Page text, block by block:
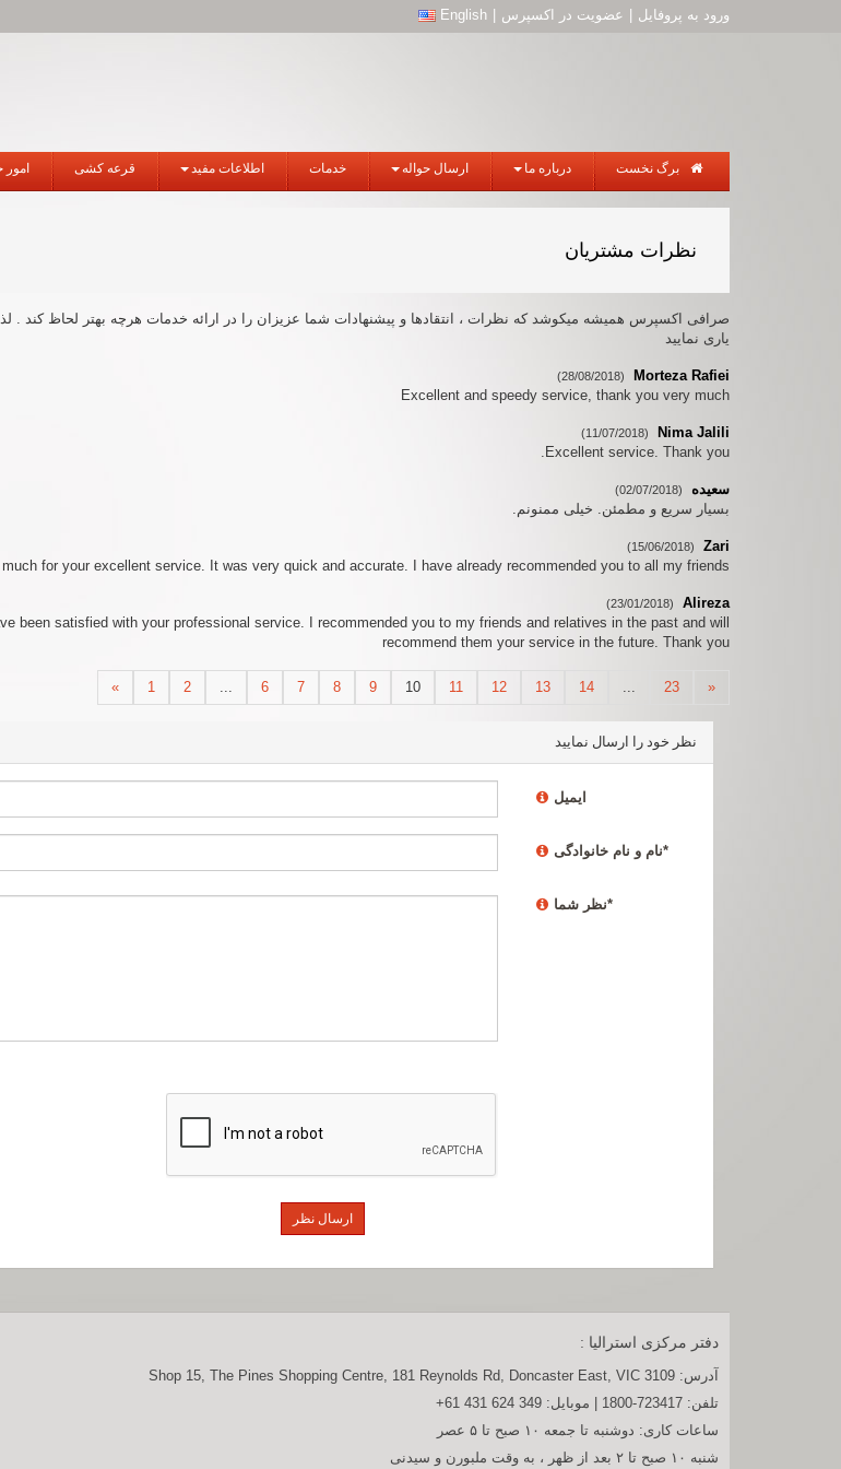
ورود به پروفایل عضویت در اکسپرس English
برگ نخست درباره ما ارسال حواله خدمات اطلاعات مفید قرعه کشی امور
نظرات مشتریان
صرافی اکسپرس همیشه میکوشد که نظرات ، انتقادها و پیشنهادات شما عزیزان را در ارائه خدمات هرچه بهتر لحاظ کند .
یاری نمایید
Morteza Rafiei
(28/08/2018)
Excellent and speedy service, thank you very much
Nima Jalili
(11/07/2018)
Excellent service. Thank you.
سعيده (02/07/2018)
بسيار سريع و مطمئن. خيلى ممنونم.
Zari
(15/06/2018)
for your excellent service. It was very quick and accurate. I have already recommended you to all my friends :)
Alireza
(23/01/2018)
been satisfied with your professional service. I recommended you to my friends and relatives in the past and will
recommend them your service in the future. Thank you
« 1 2 ... 6 7 8 9 10 11 12 13 14 ... 23 »
نظر خود را ارسال نمایید
ایمیل
*نام و نام خانوادگی
*نظر شما
دفتر مرکزی استرالیا :
آدرس: Shop 15, The Pines Shopping Centre, 181 Reynolds Rd, Doncaster East, VIC 3109
تلفن: 1800-723417 | موبایل: +61 431 624 349
ساعات کاری: دوشنبه تا جمعه ۱۰ صبح تا ۵ عصر
شنبه ۱۰ صبح تا ۲ بعد از ظهر ، به وقت ملبورن و سیدنی